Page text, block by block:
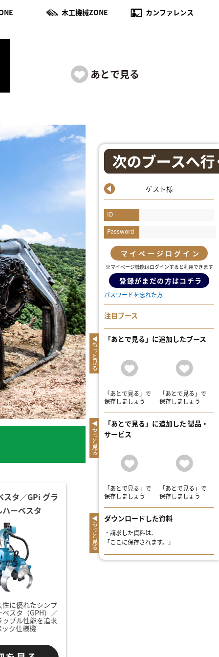
木工機械ZONE カンファレンス
スタ／GPi グラ
ーベスタ
性に優れたシンプ
スタ（GPH）／
プル性能を追求
ク仕様機
ゲスト様
ID
Password
マイページログイン
※マイページ機能はログインすると利用できます
登録がまだの方はコチラ
パスワードを忘れた方
注目ブース
「あとで見る」に追加したブース
「あとで見る」で
保存しましょう
「あとで見る」で
保存しましょう
もっと見る
「あとで見る」に追加した 製品・
サービス
「あとで見る」で
保存しましょう
「あとで見る」で
保存しましょう
もっと見る
ダウンロードした資料
・ 請求した資料は、
「ここに保存されます。」
もっと見る